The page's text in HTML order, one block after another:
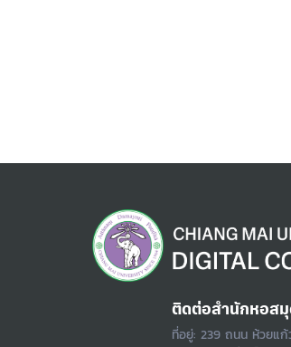
ติดต่อสำนักหอสมุ
ที่อยู่: 239 ถนน ห้วยแก้